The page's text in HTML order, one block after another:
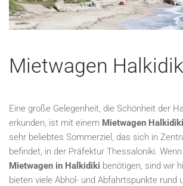
Mietwagen
Eine große Gelegenheit, die Schönheit der
erkunden, ist mit einem Mietwagen Halkidiki
sehr beliebtes Sommerziel, das sich in
befindet, in der Präfektur Thessaloniki.
Mietwagen in Halkidiki benötigen, sind wir
bieten viele Abhol- und Abfahrtspunkte rund